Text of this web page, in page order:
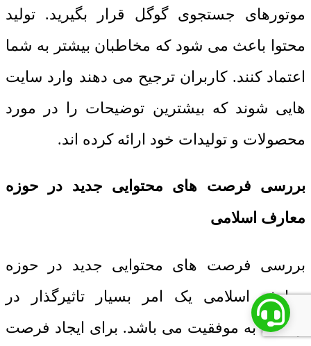
موتورهای جستجوی گوگل قرار بگیرید. تولید
محتوا باعث می شود که مخاطبان بیشتر به شما
اعتماد کنند. کاربران ترجیح می دهند وارد سایت
هایی شوند که بیشترین توضیحات را در مورد
محصولات و تولیدات خود ارائه کرده اند.
بررسی فرصت های محتوایی جدید در حوزه
معارف اسلامی
بررسی فرصت های محتوایی جدید در حوزه
معارف اسلامی یک امر بسیار تاثیرگذار در
رسیدن به موفقیت می باشد. برای ایجاد فرصت